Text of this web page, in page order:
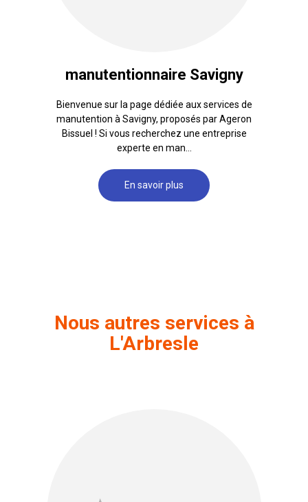
manutentionnaire Savigny
Bienvenue sur la page dédiée aux services de
manutention à Savigny, proposés par Ageron
Bissuel ! Si vous recherchez une entreprise
experte en man...
En savoir plus
Nous autres services à
L'Arbresle